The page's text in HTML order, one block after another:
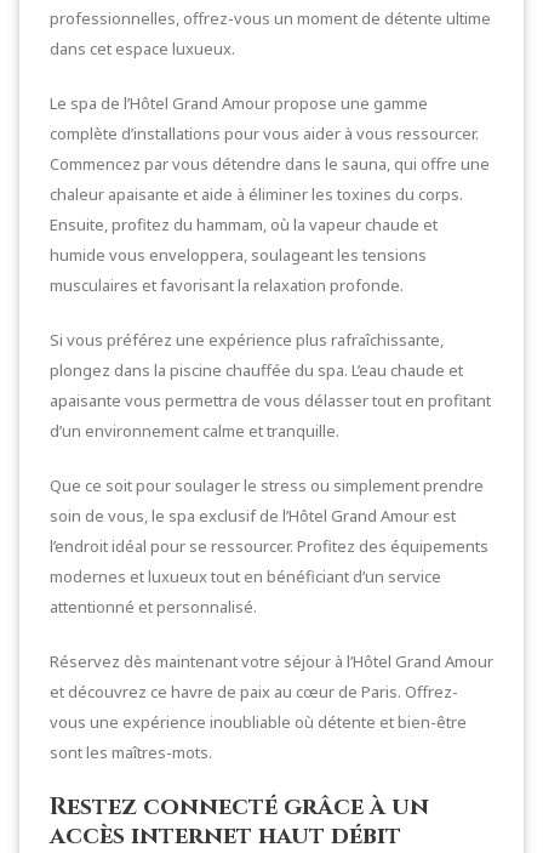
professionnelles, offrez-vous un moment de détente ultime
dans cet espace luxueux.
Le spa de l’Hôtel Grand Amour propose une gamme
complète d’installations pour vous aider à vous ressourcer.
Commencez par vous détendre dans le sauna, qui offre une
chaleur apaisante et aide à éliminer les toxines du corps.
Ensuite, profitez du hammam, où la vapeur chaude et
humide vous enveloppera, soulageant les tensions
musculaires et favorisant la relaxation profonde.
Si vous préférez une expérience plus rafraîchissante,
plongez dans la piscine chauffée du spa. L’eau chaude et
apaisante vous permettra de vous délasser tout en profitant
d’un environnement calme et tranquille.
Que ce soit pour soulager le stress ou simplement prendre
soin de vous, le spa exclusif de l’Hôtel Grand Amour est
l’endroit idéal pour se ressourcer. Profitez des équipements
modernes et luxueux tout en bénéficiant d’un service
attentionné et personnalisé.
Réservez dès maintenant votre séjour à l’Hôtel Grand Amour
et découvrez ce havre de paix au cœur de Paris. Offrez-
vous une expérience inoubliable où détente et bien-être
sont les maîtres-mots.
Restez connecté grâce à un
accès internet haut débit